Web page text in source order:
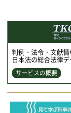
判例・法令・文献
日本法の総合法律
サービスの概要